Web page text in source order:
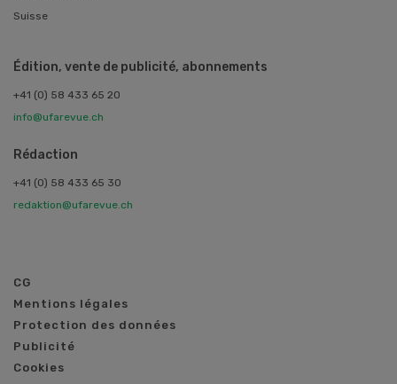
Suisse
Édition, vente de publicité, abonnements
+41 (0) 58 433 65 20
info@ufarevue.ch
Rédaction
+41 (0) 58 433 65 30
redaktion@ufarevue.ch
CG
Mentions légales
Protection des données
Publicité
Cookies